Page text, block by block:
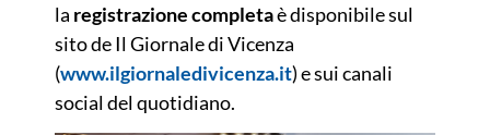
la registrazione completaè disponibile sul
sito de Il Giornale di Vicenza
(www.ilgiornaledivicenza.it) e sui canali
social del quotidiano.